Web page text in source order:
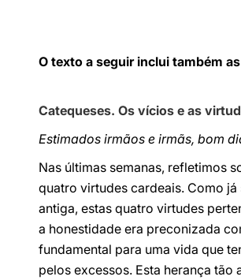
O texto a seguir inclui também
Catequeses. Os vícios e as
Estimados irmãos e irmãs, bom
Nas últimas semanas, refletimos
quatro virtudes cardeais. Como
antiga, estas quatro virtudes
a honestidade era preconizada
fundamental para uma vida que
pelos excessos. Esta herança